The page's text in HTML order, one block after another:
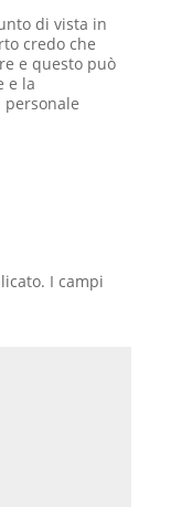
di vista in
credo che
e questo può
e la
I campi